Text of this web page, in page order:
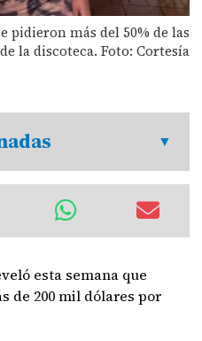
pidieron más del 50% de las
la discoteca. Foto: Cortesía
esta semana que
de 200 mil dólares por